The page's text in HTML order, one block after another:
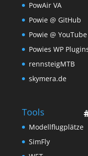
PowAir VA
Powie @ GitHub
Powie @ YouTube
Powies WP
rennsteigMTB
skymera.de
Tools
Modellflugplätze
SimFly